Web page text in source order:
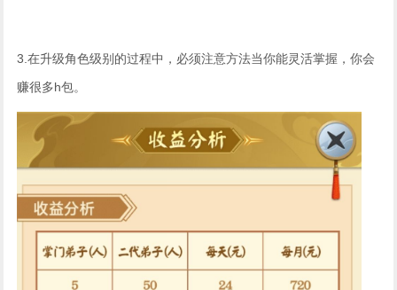
3.在升级角色级别的过程中，必须注意方法当你能灵活掌握，你会
赚很多h包。